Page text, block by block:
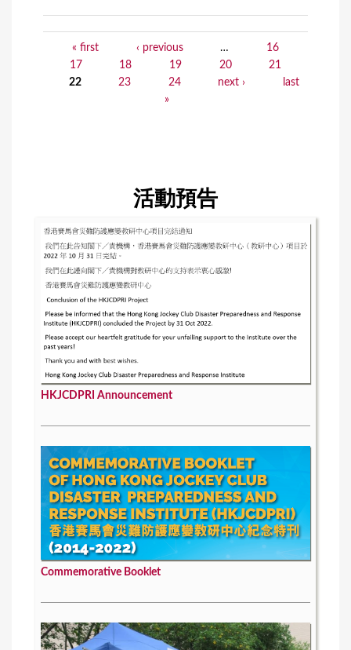
« first ‹ previous …
16
17
18 19 20
21
22
23 24 next ›
last
»
活動預告
HKJCDPRI Announcement
Commemorative Booklet